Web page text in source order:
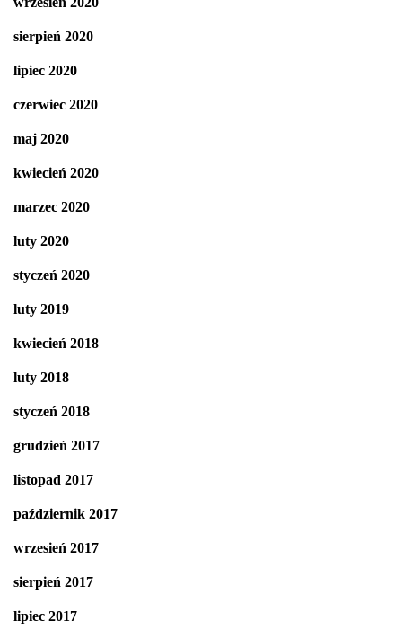
sierpień 2020
lipiec 2020
czerwiec 2020
maj 2020
kwiecień 2020
marzec 2020
luty 2020
styczeń 2020
luty 2019
kwiecień 2018
luty 2018
styczeń 2018
grudzień 2017
listopad 2017
październik 2017
wrzesień 2017
sierpień 2017
lipiec 2017